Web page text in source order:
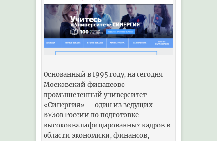
Основанный в 1995 году, на сегодня
Московский финансово-
промышеленный университет
«Синергия» — один из ведущих
ВУЗов России по подготовке
высококвалифицированных кадров в
области экономики, финансов,